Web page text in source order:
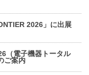
2026」に出展
（電子機器トータル
ご案内